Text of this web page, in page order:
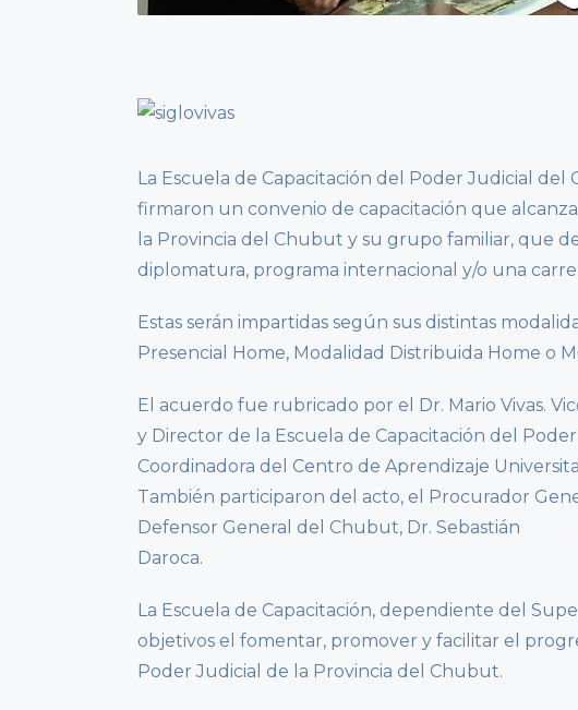
La Escuela de Capacitación del Poder Judicial del
firmaron un convenio de capacitación que
la Provincia del Chubut y su grupo familiar, que
diplomatura, programa internacional y/o una
Estas serán impartidas según sus distintas
Presencial Home, Modalidad Distribuida Home o
El acuerdo fue rubricado por el Dr. Mario Vivas.
y Director de la Escuela de Capacitación del
Coordinadora del Centro de Aprendizaje
También participaron del acto, el Procurador
Defensor General del Chubut, Dr. Sebastián
Daroca.
La Escuela de Capacitación, dependiente del
objetivos el fomentar, promover y facilitar el
Poder Judicial de la Provincia del Chubut.